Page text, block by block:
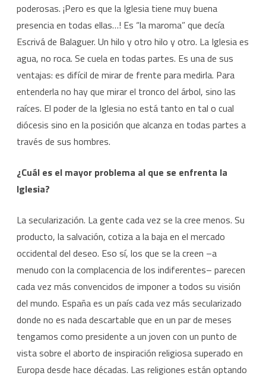
poderosas. ¡Pero es que la Iglesia tiene muy buena
presencia en todas ellas…! Es “la maroma” que decía
Escrivá de Balaguer. Un hilo y otro hilo y otro. La Iglesia es
agua, no roca. Se cuela en todas partes. Es una de sus
ventajas: es difícil de mirar de frente para medirla. Para
entenderla no hay que mirar el tronco del árbol, sino las
raíces. El poder de la Iglesia no está tanto en tal o cual
diócesis sino en la posición que alcanza en todas partes a
través de sus hombres.
¿Cuál es el mayor problema al que se enfrenta la
Iglesia?
La secularización. La gente cada vez se la cree menos. Su
producto, la salvación, cotiza a la baja en el mercado
occidental del deseo. Eso sí, los que se la creen –a
menudo con la complacencia de los indiferentes– parecen
cada vez más convencidos de imponer a todos su visión
del mundo. España es un país cada vez más secularizado
donde no es nada descartable que en un par de meses
tengamos como presidente a un joven con un punto de
vista sobre el aborto de inspiración religiosa superado en
Europa desde hace décadas. Las religiones están optando